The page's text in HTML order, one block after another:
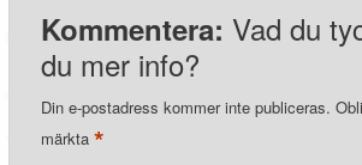
Kommentera: Vad du
du mer info?
Din e-postadress kommer inte publiceras.
märkta*